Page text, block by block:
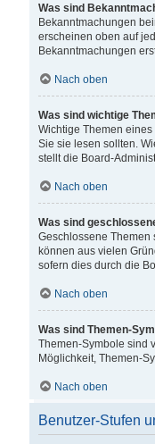
Was sind
Bekanntmachungen
erscheinen oben auf
Bekanntmachungen
Nach oben
Was sind wichtige
Wichtige Themen
Sie sie lesen sollten.
stellt die Board-
Nach oben
Was sind
Geschlossene Themen
können aus vielen
sofern dies durch die
Nach oben
Was sind Themen-
Themen-Symbole sind
Möglichkeit, Themen-
Nach oben
Benutzer-Stufen